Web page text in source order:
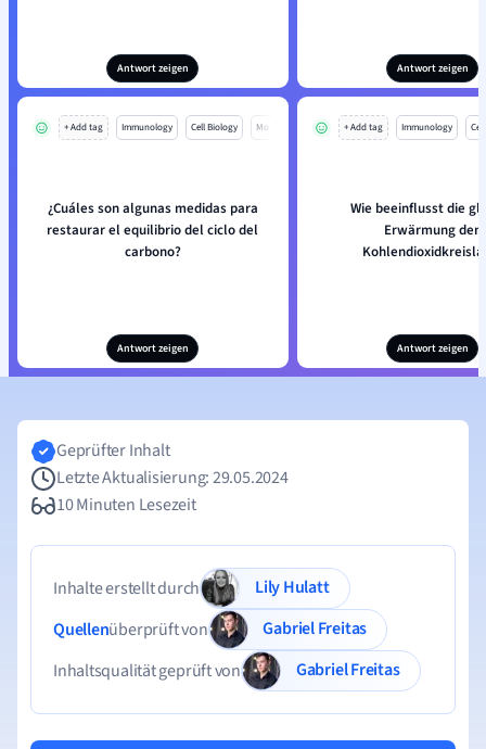
Antwort zeigen Antwort zeigen
+ Add tag Immunology Cell Biology Mo
¿Cuáles son algunas medidas para
restaurar el equilibrio del ciclo del
carbono?
Antwort zeigen
+ Add tag Immunology
Wie beeinflusst die
Erwärmung den
Antwort zeigen
Geprüfter Inhalt
Letzte Aktualisierung: 29.05.2024
10 Minuten Lesezeit
Inhalte erstellt durch
Lily Hulatt
Quellenüberprüft von
Gabriel Freitas
Inhaltsqualität geprüft von
Gabriel Freitas